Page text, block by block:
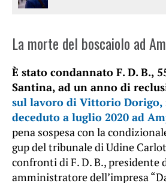
La morte del boscaiolo ad
È stato condannato F. D. B.,
Santina, ad un anno di
sul lavoro di Vittorio Dorigo,
deceduto a luglio 2020 ad
pena sospesa con la
gup del tribunale di Udine
confronti di F. D. B., presidente
amministratore dell’impresa